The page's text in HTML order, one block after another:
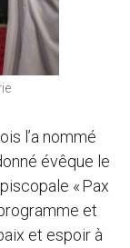
l’a nommé
évêque le
« Pax
et
et espoir à